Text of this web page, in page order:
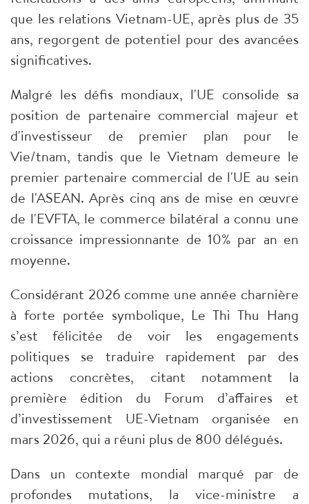
que les relations Vietnam-UE, après plus de 35
ans, regorgent de potentiel pour des avancées
significatives.
​Malgré les défis mondiaux, l'UE consolide sa
position de partenaire commercial majeur et
d'investisseur de premier plan pour le
Vie/tnam, tandis que le Vietnam demeure le
premier partenaire commercial de l'UE au sein
de l'ASEAN. Après cinq ans de mise en œuvre
de l'EVFTA, le commerce bilatéral a connu une
croissance impressionnante de 10% par an en
moyenne.
​Considérant 2026 comme une année charnière
à forte portée symbolique, Le Thi Thu Hang
s’est félicitée de voir les engagements
politiques se traduire rapidement par des
actions concrètes, citant notamment la
première édition du Forum d’affaires et
d’investissement UE-Vietnam organisée en
mars 2026, qui a réuni plus de 800 délégués.
​Dans un contexte mondial marqué par de
profondes mutations, la vice-ministre a